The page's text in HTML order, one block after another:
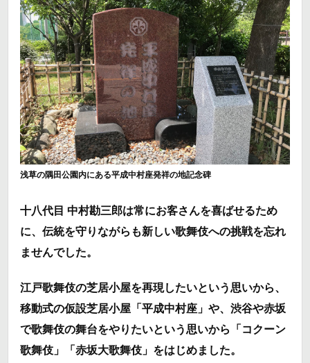
浅草の隅田公園内にある平成中村座発祥の地記念碑
十八代目 中村勘三郎は常にお客さんを喜ばせるため
に、伝統を守りながらも新しい歌舞伎への挑戦を忘れ
ませんでした。
江戸歌舞伎の芝居小屋を再現したいという思いから、
移動式の仮設芝居小屋「平成中村座 」や、渋谷や赤坂
で歌舞伎の舞台をやりたいという思いから「コクーン
歌舞伎 」「赤坂大歌舞伎 」をはじめました。